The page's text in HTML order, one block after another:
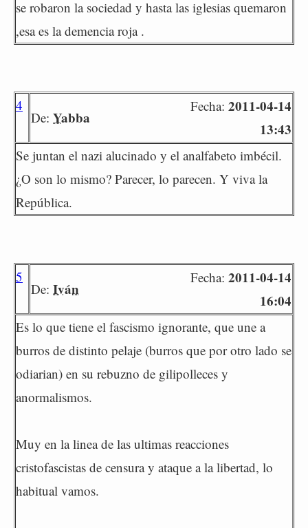
se robaron la sociedad y hasta las iglesias quemaron
,esa es la demencia roja .
4
De: Yabba
Fecha: 2011-04-14
13:43
Se juntan el nazi alucinado y el analfabeto imbécil.
¿O son lo mismo? Parecer, lo parecen. Y viva la
República.
5
De: Iván
Fecha: 2011-04-14
16:04
Es lo que tiene el fascismo ignorante, que une a
burros de distinto pelaje (burros que por otro lado se
odiarian) en su rebuzno de gilipolleces y
anormalismos.
Muy en la linea de las ultimas reacciones
cristofascistas de censura y ataque a la libertad, lo
habitual vamos.